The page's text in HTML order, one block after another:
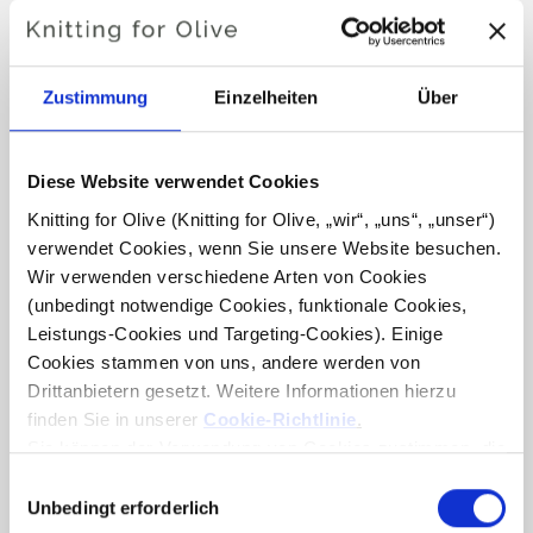
Zustimmung Einzelheiten Über
Diese Website verwendet Cookies
Knitting for Olive (Knitting for Olive, „wir“, „uns“, „unser“)
verwendet Cookies, wenn Sie unsere Website besuchen.
Wir verwenden verschiedene Arten von Cookies
(unbedingt notwendige Cookies, funktionale Cookies,
Leistungs-Cookies und Targeting-Cookies). Einige
Cookies stammen von uns, andere werden von
Drittanbietern gesetzt. Weitere Informationen hierzu
finden Sie in unserer Cookie-Richtlinie.
Sie können der Verwendung von Cookies zustimmen, die
Ihre Zustimmung bedeutet, dass Cookies gesetzt werden
mitUnbedingt erforderlich
Farbton: Neutral-kühles„
“ Farbtyp: Echter Sommer
Passt auch gut zu: Heller Sommer, Strahlender Winter und
Knitting for Olive Pure Silk ist ein weiches, exklusives
Garn aus reiner Bourette-Seide (Rohseide), das aus
Seidenfasern hergestellt wird, die aus den Kokons
gewonnen werden, nachdem die Puppen zu Motten
heranreifen und entweichen.
Seide verfügt über umfangreiche wärmeregulierende
30 % ihres Gewichts an Feuchtigkeit aufnehmen und fühlt